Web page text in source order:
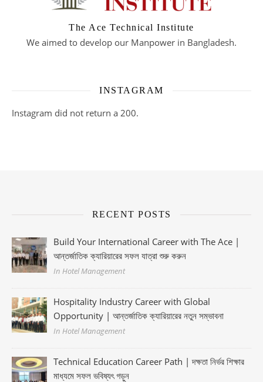
The Ace Technical Institute
We aimed to develop our Manpower in Bangladesh.
INSTAGRAM
Instagram did not return a 200.
RECENT POSTS
Build Your International Career with The Ace |
আন্তর্জাতিক ক্যারিয়ারের সফল যাত্রা শুরু করুন
In Hotel Management
Hospitality Industry Career with Global
Opportunity | আন্তর্জাতিক ক্যারিয়ারের নতুন সম্ভাবনা
In Hotel Management
Technical Education Career Path | দক্ষতা নির্ভর শিক্ষার
মাধ্যমে সফল ভবিষ্যৎ গড়ুন